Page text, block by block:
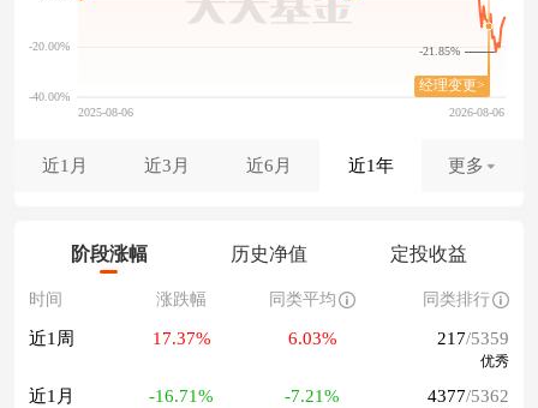
-21.85%
近1月 近3月 近6月 近1年 更多
阶段涨幅 历史净值 定投收益
时间 涨跌幅 同类平均 同类排行
近1周 17.37% 6.03% 217/5359
优秀
近1月 -16.71% -7.21% 4377/5362